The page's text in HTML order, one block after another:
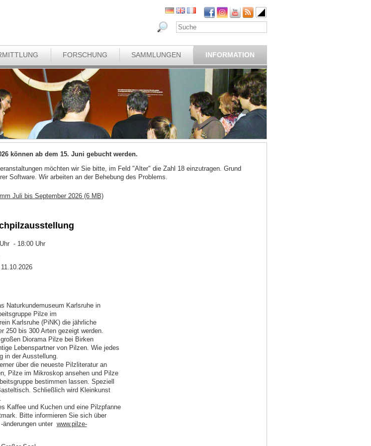
FORSCHUNG SAMMLUNGEN INFORMATION
können ab dem 15. Juni gebucht werden.
möchten wir Sie bitte, im Feld "Alter" die Zahl 18 einzutragen. Grund
Software. Wir arbeiten an der Behebung des Problems.
Juli bis September 2026 (6 MB)
- 18:00 Uhr
Naturkundemuseum Karlsruhe in
Pilze im
Karlsruhe (PiNK) die jährliche
250 bis 300 Arten gezeigt werden.
Diorama Pilze bei Birken
Lebenspartner von Pilzen. Wie jedes
in der Ausstellung.
über die neueste Pilzliteratur an
Pilze im Mikroskop ansehen und Pilze
bestimmen lassen. Speziell
Schließlich wird Kleinkunst
Kaffee und Kuchen und eine Pilzpfanne
Bitte informieren Sie sich über
änderungen unter www.pilze-